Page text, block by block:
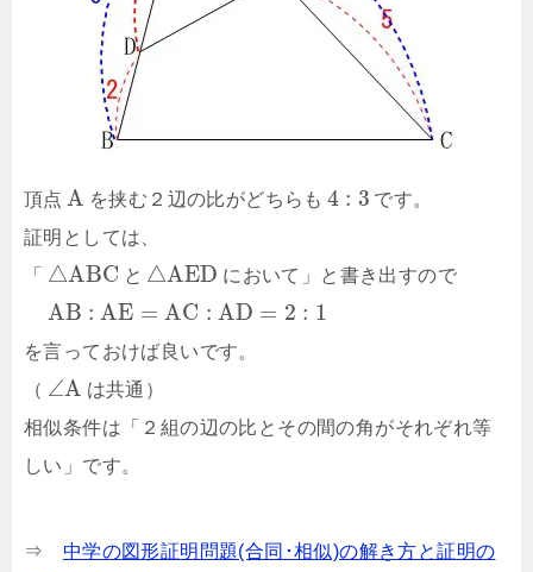
頂点 A を挟む２辺の比がどちらも 4 : 3 です。
証明としては、
「
△ABC と △AED において」と書き出すので
AB : AE = AC : AD = 2 : 1
を言っておけば良いです。
（ ∠A は共通）
相似条件は「２組の辺の比とその間の角がそれぞれ等
しい」です。
⇒ 中学の図形証明問題(合同･相似)の解き方と証明の